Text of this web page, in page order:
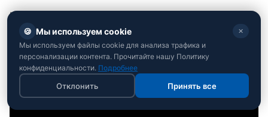
На тот момент Костюк уже сформировалась как
топ-игрок, и матч выдался абсолютно равным. В
этот раз сильнее оказалась именно Марта, которая
сумела взять зеркальный реванш в трех сетах -
6:2, 2:6, 6:2.
🍪 Мы используем cookie ✕
Мы используем файлы cookie для анализа трафика и
персонализации контента. Прочитайте нашу Политику
конфиденциальности. Подробнее
Отклонить Принять все